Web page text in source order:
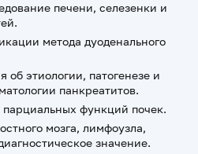
печени, селезенки и
метода дуоденального
об этиологии, патогенезе и
панкреатитов.
функций почек.
мозга, лимфоузла,
значение.